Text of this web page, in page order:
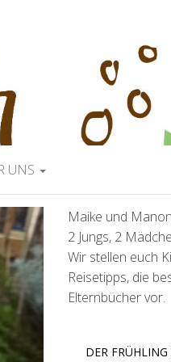
UNS
Maike und Manon
2 Jungs, 2
Wir stellen euch
Reisetipps, die
Elternbücher vor.
DER